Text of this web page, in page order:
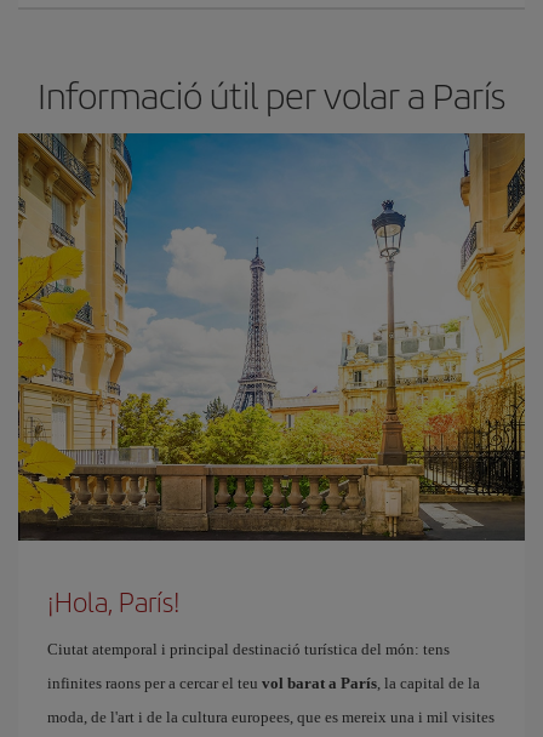
Informació útil per volar a París
¡Hola, París!
Ciutat atemporal i principal destinació turística del món: tens
infinites raons per a cercar el teu vol barat a París, la capital de la
moda, de l'art i de la cultura europees, que es mereix una i mil visites